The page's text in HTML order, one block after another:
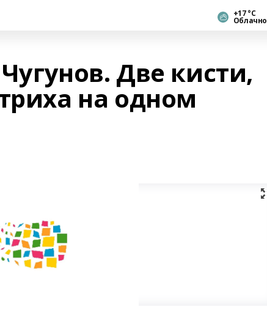
+17 °С
Облачно
Две кисти,
на одном